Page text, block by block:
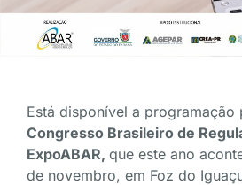
Está disponível a programação
Congresso Brasileiro de
ExpoABAR, que este ano
de novembro, em Foz do